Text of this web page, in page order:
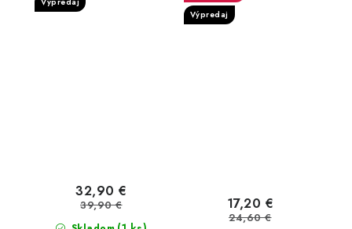
32,90 €
39,90 €
Výpredaj
17,20 €
24,60 €